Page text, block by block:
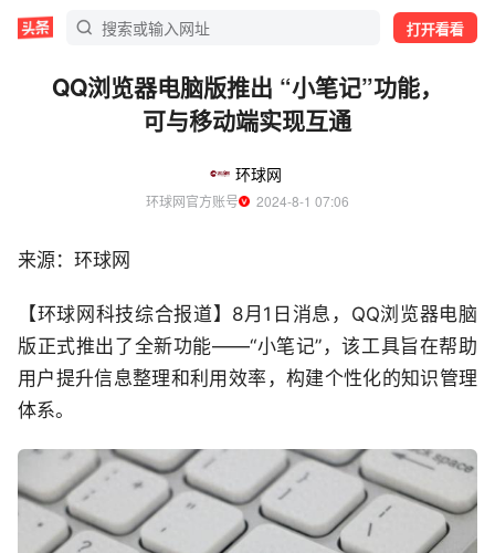
打开看看
QQ浏览器电脑版推出 “小笔记”功能，
可与移动端实现互通
环球网
环球网官方账号
  2024-8-1 07:06
来源：环球网
【环球网科技综合报道】8月1日消息，QQ浏览器电脑
版正式推出了全新功能——“小笔记”，该工具旨在帮助
用户提升信息整理和利用效率，构建个性化的知识管理
体系。